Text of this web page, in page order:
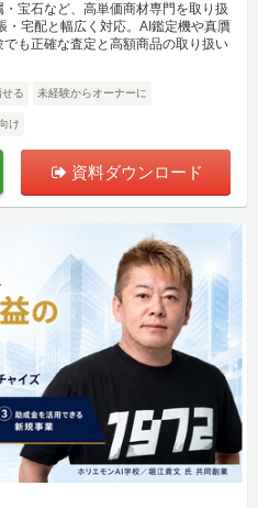
・宝石など、高単価商材専門を取り扱
・宅配と幅広く対応。AI鑑定機や真贋
も正確な査定と高額商品の取り扱い
る 未経験からオーナーに
け
資料ダウンロード